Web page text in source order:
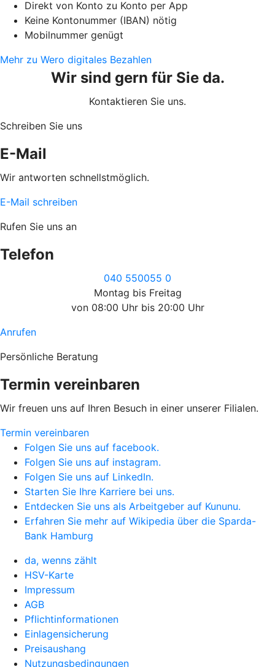
Direkt von Konto zu Konto per App
Keine Kontonummer (IBAN) nötig
Mobilnummer genügt
Mehr zu Wero digitales Bezahlen
Wir sind gern für Sie da.
Kontaktieren Sie uns.
Schreiben Sie uns
E-Mail
Wir antworten schnellstmöglich.
E-Mail schreiben
Rufen Sie uns an
Telefon
040 550055 0
Montag bis Freitag
von 08:00 Uhr bis 20:00 Uhr
Anrufen
Persönliche Beratung
Termin vereinbaren
Wir freuen uns auf Ihren Besuch in einer unserer Filialen.
Termin vereinbaren
Folgen Sie uns auf facebook.
Folgen Sie uns auf instagram.
Folgen Sie uns auf LinkedIn.
Starten Sie Ihre Karriere bei uns.
Entdecken Sie uns als Arbeitgeber auf Kununu.
Erfahren Sie mehr auf Wikipedia über die Sparda-
Bank Hamburg
da, wenns zählt
HSV-Karte
Impressum
AGB
Pflichtinformationen
Einlagensicherung
Preisaushang
Nutzungsbedingungen